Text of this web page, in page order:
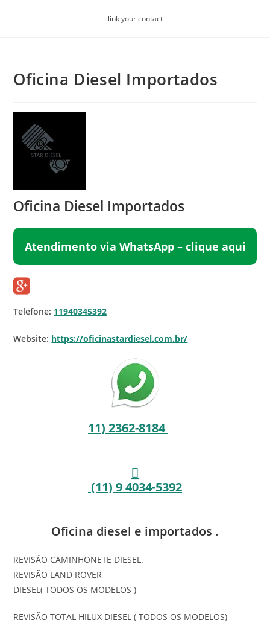
link your contact
Oficina Diesel Importados
Oficina Diesel Importados
Atendimento via WhatsApp – clique aqui
Telefone: 11940345392
Website: https://oficinastardiesel.com.br/
11) 2362-8184
(11) 9 4034-5392
Oficina diesel e importados .
REVISÃO CAMINHONETE DIESEL.
REVISÃO LAND ROVER
DIESEL( TODOS OS MODELOS )
REVISÃO TOTAL HILUX DIESEL ( TODOS OS MODELOS)